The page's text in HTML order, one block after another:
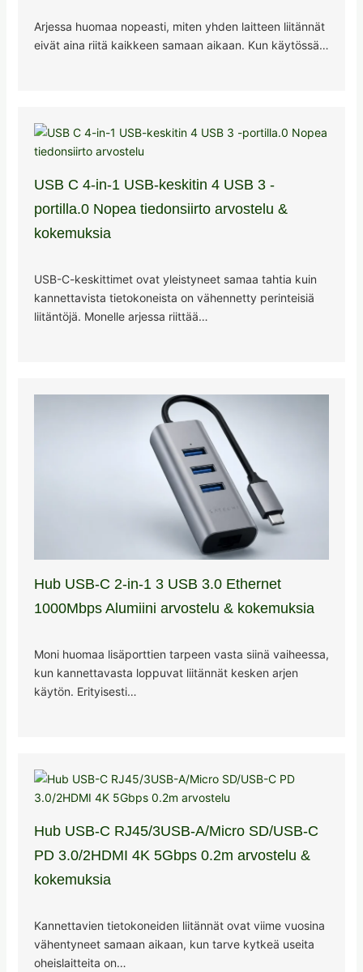
Arjessa huomaa nopeasti, miten yhden laitteen liitännät
eivät aina riitä kaikkeen samaan aikaan. Kun käytössä…
USB C 4-in-1 USB-keskitin 4 USB 3 -
portilla.0 Nopea tiedonsiirto arvostelu &
kokemuksia
USB-C-keskittimet ovat yleistyneet samaa tahtia kuin
kannettavista tietokoneista on vähennetty perinteisiä
liitäntöjä. Monelle arjessa riittää…
Hub USB-C 2-in-1 3 USB 3.0 Ethernet
1000Mbps Alumiini arvostelu & kokemuksia
Moni huomaa lisäporttien tarpeen vasta siinä vaiheessa,
kun kannettavasta loppuvat liitännät kesken arjen
käytön. Erityisesti…
Hub USB-C RJ45/3USB-A/Micro SD/USB-C
PD 3.0/2HDMI 4K 5Gbps 0.2m arvostelu &
kokemuksia
Kannettavien tietokoneiden liitännät ovat viime vuosina
vähentyneet samaan aikaan, kun tarve kytkeä useita
oheislaitteita on…